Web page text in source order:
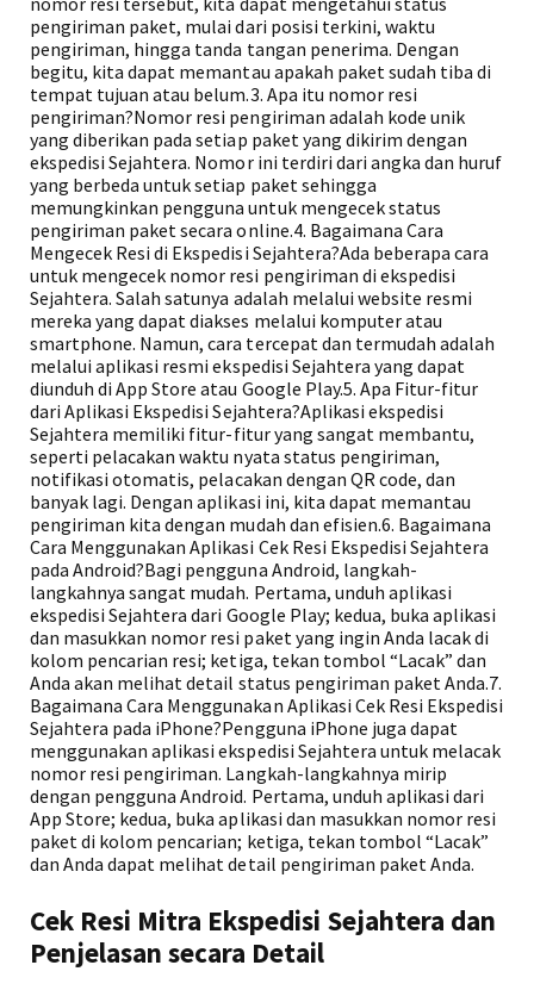
pengiriman paket, mulai dari posisi terkini, waktu
pengiriman, hingga tanda tangan penerima. Dengan
begitu, kita dapat memantau apakah paket sudah tiba di
tempat tujuan atau belum.3. Apa itu nomor resi
pengiriman?Nomor resi pengiriman adalah kode unik
yang diberikan pada setiap paket yang dikirim dengan
ekspedisi Sejahtera. Nomor ini terdiri dari angka dan huruf
yang berbeda untuk setiap paket sehingga
memungkinkan pengguna untuk mengecek status
pengiriman paket secara online.4. Bagaimana Cara
Mengecek Resi di Ekspedisi Sejahtera?Ada beberapa cara
untuk mengecek nomor resi pengiriman di ekspedisi
Sejahtera. Salah satunya adalah melalui website resmi
mereka yang dapat diakses melalui komputer atau
smartphone. Namun, cara tercepat dan termudah adalah
melalui aplikasi resmi ekspedisi Sejahtera yang dapat
diunduh di App Store atau Google Play.5. Apa Fitur-fitur
dari Aplikasi Ekspedisi Sejahtera?Aplikasi ekspedisi
Sejahtera memiliki fitur-fitur yang sangat membantu,
seperti pelacakan waktu nyata status pengiriman,
notifikasi otomatis, pelacakan dengan QR code, dan
banyak lagi. Dengan aplikasi ini, kita dapat memantau
pengiriman kita dengan mudah dan efisien.6. Bagaimana
Cara Menggunakan Aplikasi Cek Resi Ekspedisi Sejahtera
pada Android?Bagi pengguna Android, langkah-
langkahnya sangat mudah. Pertama, unduh aplikasi
ekspedisi Sejahtera dari Google Play; kedua, buka aplikasi
dan masukkan nomor resi paket yang ingin Anda lacak di
kolom pencarian resi; ketiga, tekan tombol “Lacak” dan
Anda akan melihat detail status pengiriman paket Anda.7.
Bagaimana Cara Menggunakan Aplikasi Cek Resi Ekspedisi
Sejahtera pada iPhone?Pengguna iPhone juga dapat
menggunakan aplikasi ekspedisi Sejahtera untuk melacak
nomor resi pengiriman. Langkah-langkahnya mirip
dengan pengguna Android. Pertama, unduh aplikasi dari
App Store; kedua, buka aplikasi dan masukkan nomor resi
paket di kolom pencarian; ketiga, tekan tombol “Lacak”
dan Anda dapat melihat detail pengiriman paket Anda.
Cek Resi Mitra Ekspedisi Sejahtera dan
Penjelasan secara Detail